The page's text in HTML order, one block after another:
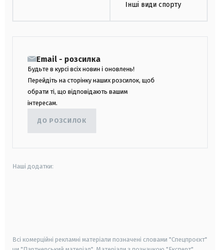
Інші види спорту
Email - розсилка
Будьте в курсі всіх новин і оновлень!
Перейдіть на сторінку наших розсилок, щоб
обрати ті, що відповідають вашим
інтересам.
ДО РОЗСИЛОК
Наші додатки:
Всі комерційні рекламні матеріали позначені словами "Спецпроєкт"